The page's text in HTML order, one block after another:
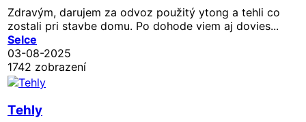
Zdravým, darujem za odvoz použitý ytong a tehli co
zostali pri stavbe domu. Po dohode viem aj dovies...
Selce
03-08-2025
1742 zobrazení
Tehly